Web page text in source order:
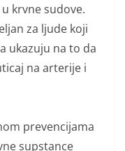
krvne sudove.
za ljude koji
ukazuju na to da
na arterije i
prevencijama
supstance